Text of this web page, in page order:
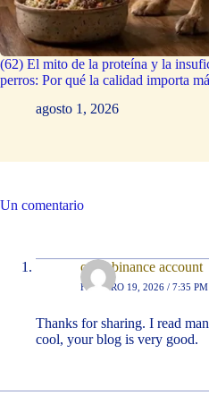
(62) El mito de la proteína y la
perros: Por qué la calidad importa
agosto 1, 2026
Un comentario
open binance account
FEBRERO 19, 2026 / 7:35 PM
Thanks for sharing. I read
cool, your blog is very good.